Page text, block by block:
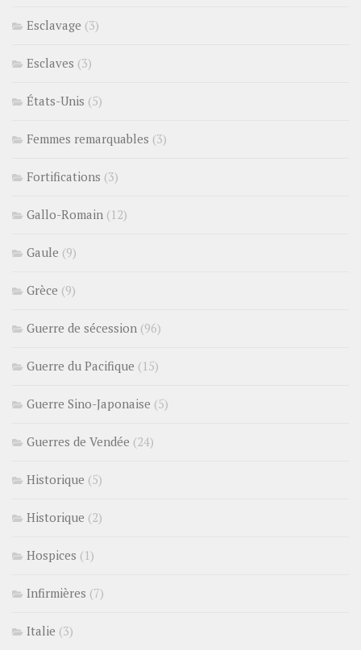
Esclavage (3)
Esclaves (3)
États-Unis (5)
Femmes remarquables (3)
Fortifications (3)
Gallo-Romain (12)
Gaule (9)
Grèce (9)
Guerre de sécession (96)
Guerre du Pacifique (15)
Guerre Sino-Japonaise (5)
Guerres de Vendée (24)
Historique (5)
Historique (2)
Hospices (1)
Infirmières (7)
Italie (3)